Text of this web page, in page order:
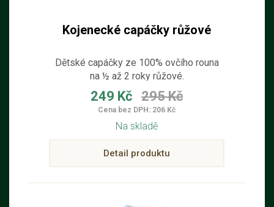
Kojenecké capáčky růžové
Dětské capáčky ze 100% ovčího rouna
na ½ až 2 roky růžové.
249 Kč 295 Kč
Cena bez DPH: 206 Kč
Na skladě
Detail produktu